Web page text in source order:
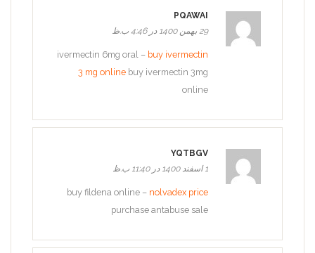
PQAWAI
29 بهمن 1400 در 4:46 ب.ظ
ivermectin 6mg oral – buy ivermectin
3 mg online buy ivermectin 3mg
online
YQTBGV
1 اسفند 1400 در 11:40 ب.ظ
buy fildena online – nolvadex price
purchase antabuse sale